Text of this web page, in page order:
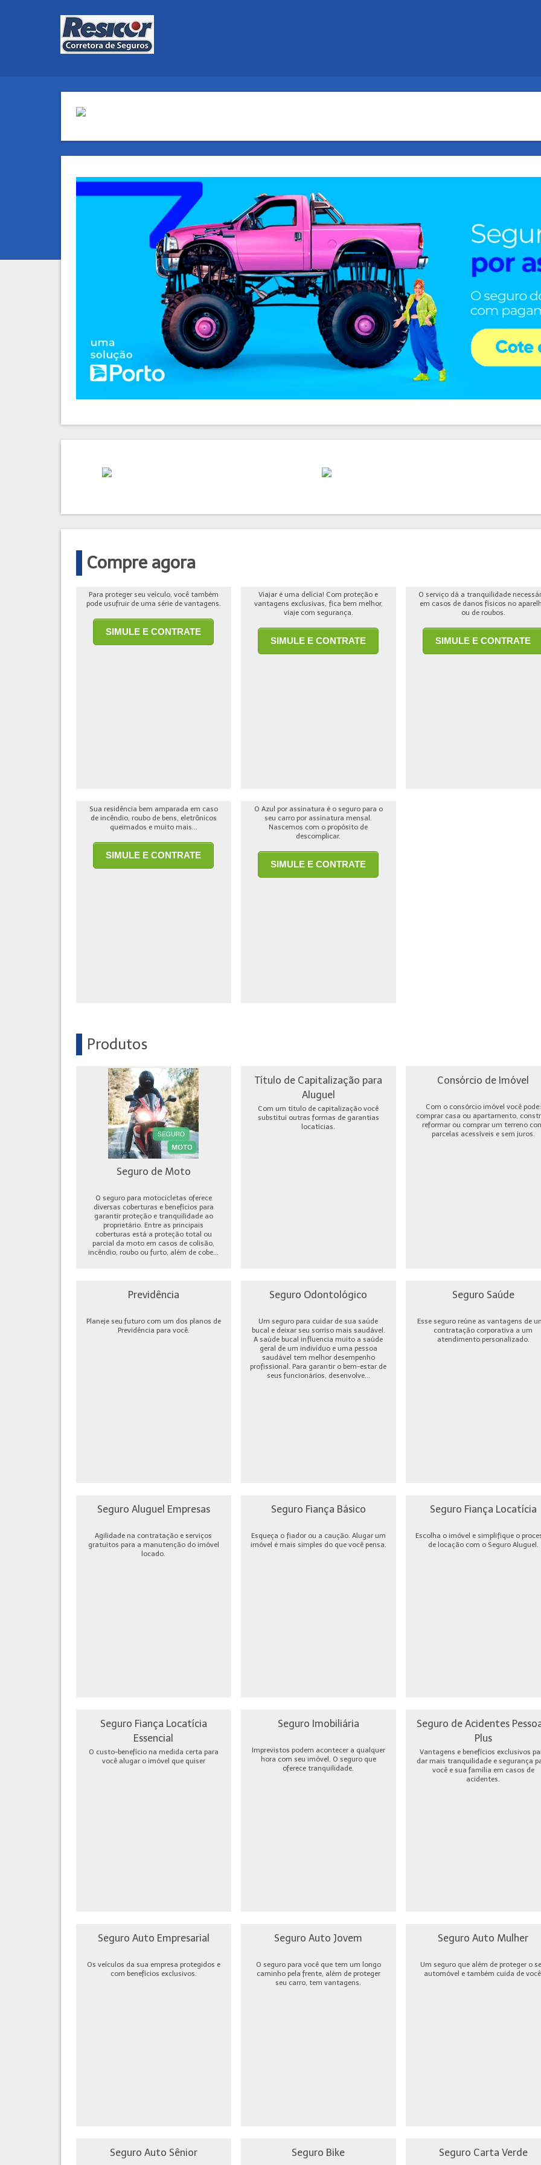
Compre agora
Para proteger seu veículo, você também
pode usufruir de uma série de vantagens.
SIMULE E CONTRATE
Viajar é uma delícia! Com proteção e
vantagens exclusivas, fica bem melhor,
viaje com segurança.
SIMULE E CONTRATE
O serviço dá a tranquilidade
em casos de danos físicos no
ou de roubos.
SIMULE E CONTRATE
Sua residência bem amparada em caso
de incêndio, roubo de bens, eletrônicos
queimados e muito mais...
SIMULE E CONTRATE
O Azul por assinatura é o seguro para o
seu carro por assinatura mensal.
Nascemos com o propósito de
descomplicar.
SIMULE E CONTRATE
Produtos
Seguro de Moto
O seguro para motocicletas oferece
diversas coberturas e benefícios para
garantir proteção e tranquilidade ao
proprietário. Entre as principais
coberturas está a proteção total ou
parcial da moto em casos de colisão,
incêndio, roubo ou furto, além de cobe...
Título de Capitalização para
Aluguel
Com um título de capitalização você
substitui outras formas de garantias
locatícias.
Consórcio de Imóvel
Com o consórcio imóvel você pode:
comprar casa ou apartamento,
reformar ou comprar um terreno
parcelas acessíveis e sem juros.
Previdência
Planeje seu futuro com um dos planos de
Previdência para você.
Seguro Odontológico
Um seguro para cuidar de sua saúde
bucal e deixar seu sorriso mais saudável.
A saúde bucal influencia muito a saúde
geral de um indivíduo e uma pessoa
saudável tem melhor desempenho
profissional. Para garantir o bem-estar de
seus funcionários, desenvolve...
Seguro Saúde
Esse seguro reúne as vantagens de
contratação corporativa a um
atendimento personalizado.
Seguro Aluguel Empresas
Agilidade na contratação e serviços
gratuitos para a manutenção do imóvel
locado.
Seguro Fiança Básico
Esqueça o fiador ou a caução. Alugar um
imóvel é mais simples do que você pensa.
Seguro Fiança Locatícia
Escolha o imóvel e simplifique o
de locação com o Seguro Aluguel.
Seguro Fiança Locatícia
Essencial
O custo-benefício na medida certa para
você alugar o imóvel que quiser
Seguro Imobiliária
Imprevistos podem acontecer a qualquer
hora com seu imóvel, O seguro que
oferece tranquilidade.
Seguro de Acidentes
Plus
Vantagens e benefícios exclusivos
dar mais tranquilidade e segurança
você e sua família em casos de
acidentes.
Seguro Auto Empresarial
Os veículos da sua empresa protegidos e
com benefícios exclusivos.
Seguro Auto Jovem
O seguro para você que tem um longo
caminho pela frente, além de proteger
seu carro, tem vantagens.
Seguro Auto Mulher
Um seguro que além de proteger o
automóvel e também cuida de você.
Seguro Auto Sênior Seguro Bike Seguro Carta Verde